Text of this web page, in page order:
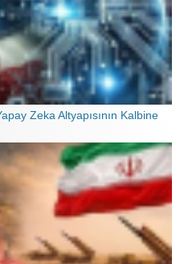
Zeka Altyapısının Kalbine